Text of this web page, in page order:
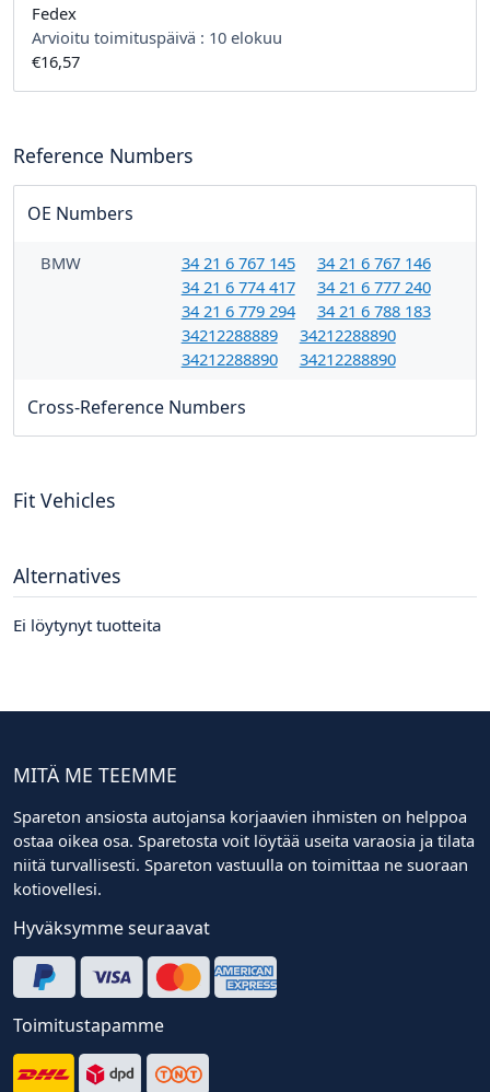
Fedex
Arvioitu toimituspäivä : 10 elokuu
€16,57
Reference Numbers
OE Numbers
BMW 34 21 6 767 145
34 21 6 767 146
34 21 6 774 417
34 21 6 777 240
34 21 6 779 294
34 21 6 788 183
34212288889
34212288890
34212288890
34212288890
Cross-Reference Numbers
Fit Vehicles
Alternatives
Ei löytynyt tuotteita
MITÄ ME TEEMME
Spareton ansiosta autojansa korjaavien ihmisten on helppoa
ostaa oikea osa. Sparetosta voit löytää useita varaosia ja tilata
niitä turvallisesti. Spareton vastuulla on toimittaa ne suoraan
kotiovellesi.
Hyväksymme seuraavat
Toimitustapamme